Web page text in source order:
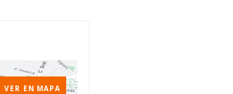
VER EN MAPA